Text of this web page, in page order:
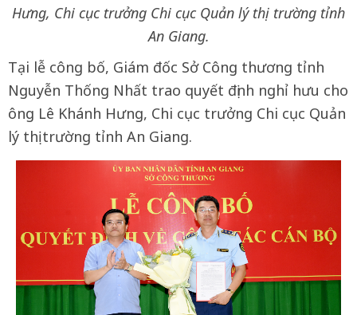
Hưng, Chi cục trưởng Chi cục Quản lý thị trường tỉnh
An Giang.
Tại lễ công bố, Giám đốc Sở Công thương tỉnh
Nguyễn Thống Nhất trao quyết định nghỉ hưu cho
ông Lê Khánh Hưng, Chi cục trưởng Chi cục Quản
lý thị trường tỉnh An Giang.